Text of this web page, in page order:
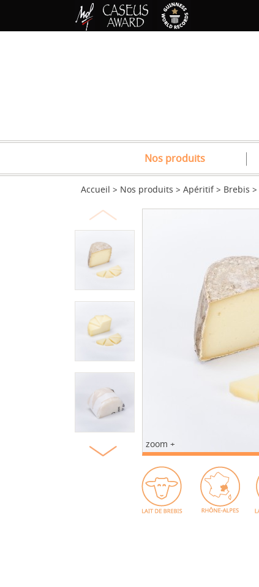
Nos produits
Accueil Nos produits Apéritif Brebis
zoom +